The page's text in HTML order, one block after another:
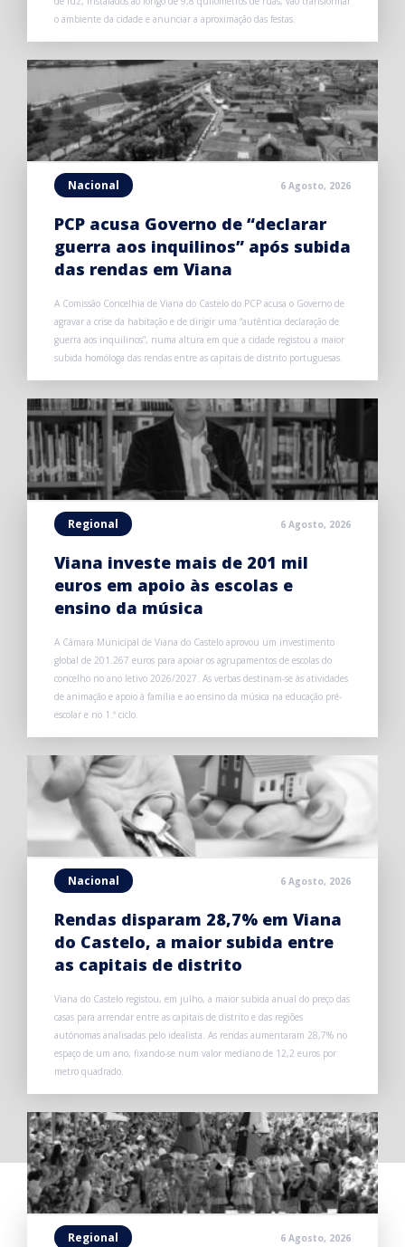
o ambiente da cidade e anunciar a aproximação das festas.
Nacional 6 Agosto, 2026
PCP acusa Governo de “declarar
guerra aos inquilinos” após subida
das rendas em Viana
A Comissão Concelhia de Viana do Castelo do PCP acusa o Governo de
agravar a crise da habitação e de dirigir uma “autêntica declaração de
guerra aos inquilinos”, numa altura em que a cidade registou a maior
subida homóloga das rendas entre as capitais de distrito portuguesas.
Regional 6 Agosto, 2026
Viana investe mais de 201 mil
euros em apoio às escolas e
ensino da música
A Câmara Municipal de Viana do Castelo aprovou um investimento
global de 201.267 euros para apoiar os agrupamentos de escolas do
concelho no ano letivo 2026/2027. As verbas destinam-se às atividades
de animação e apoio à família e ao ensino da música na educação pré-
escolar e no 1.º ciclo.
Nacional 6 Agosto, 2026
Rendas disparam 28,7% em Viana
do Castelo, a maior subida entre
as capitais de distrito
Viana do Castelo registou, em julho, a maior subida anual do preço das
casas para arrendar entre as capitais de distrito e das regiões
autónomas analisadas pelo idealista. As rendas aumentaram 28,7% no
espaço de um ano, fixando-se num valor mediano de 12,2 euros por
metro quadrado.
Regional 6 Agosto, 2026